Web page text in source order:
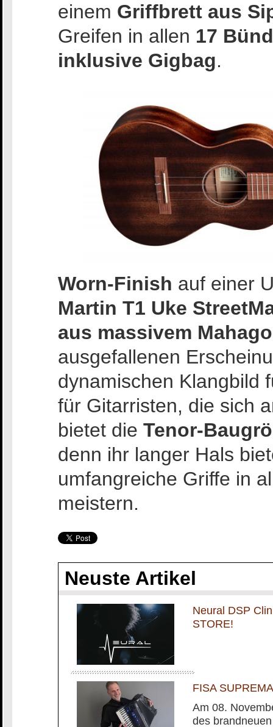
einem Griffbrett aus
Greifen in allen 17
inklusive Gigbag.
Worn-Finish auf einer
Martin T1 Uke
aus massivem
ausgefallenen
dynamischen Klangbild
für Gitarristen, die sich
bietet die Tenor-
denn ihr langer Hals
umfangreiche Griffe in
meistern.
Neuste Artikel
Neural DSP
STORE!
FISA
Am 08.
des